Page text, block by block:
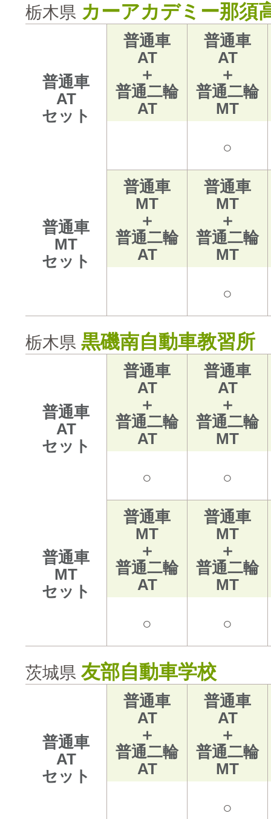
栃木県 カーアカデミー那須
普通車
AT
セット
普通車
AT
＋
普通二輪
AT
普通車
AT
＋
普通二輪
MT
○
普通車
MT
セット
普通車
MT
＋
普通二輪
AT
普通車
MT
＋
普通二輪
MT
○
栃木県 黒磯南自動車教習所
普通車
AT
セット
普通車
AT
＋
普通二輪
AT
普通車
AT
＋
普通二輪
MT
○ ○
普通車
MT
セット
普通車
MT
＋
普通二輪
AT
普通車
MT
＋
普通二輪
MT
○ ○
茨城県 友部自動車学校
普通車
AT
セット
普通車
AT
＋
普通二輪
AT
普通車
AT
＋
普通二輪
MT
○